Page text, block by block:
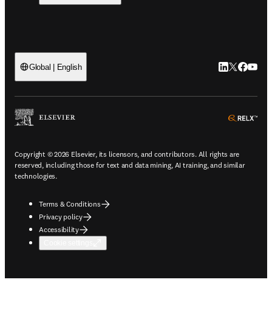
Global | English LinkedIn
Twitter
Copyright © 2026 Elsevier, its licensors, and contributors. All rights are
reserved, including those for text and data mining, AI training, and similar
technologies.
Terms & Conditions
Privacy policy
Accessibility